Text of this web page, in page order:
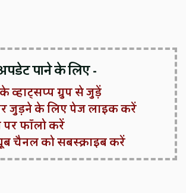
पाने के लिए -
व्हाट्सप्प ग्रुप से जुड़ें
जुड़ने के लिए पेज लाइक करें
पर फॉलो करें
चैनल को सबस्क्राइब करें